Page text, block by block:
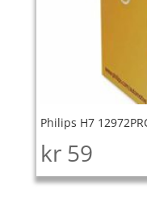
Philips H7
kr 59